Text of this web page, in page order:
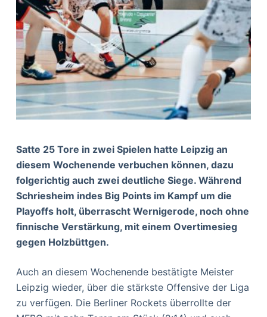
Satte 25 Tore in zwei Spielen hatte Leipzig an
diesem Wochenende verbuchen können, dazu
folgerichtig auch zwei deutliche Siege. Während
Schriesheim indes Big Points im Kampf um die
Playoffs holt, überrascht Wernigerode, noch ohne
finnische Verstärkung, mit einem Overtimesieg
gegen Holzbüttgen.
Auch an diesem Wochenende bestätigte Meister
Leipzig wieder, über die stärkste Offensive der Liga
zu verfügen. Die Berliner Rockets überrollte der